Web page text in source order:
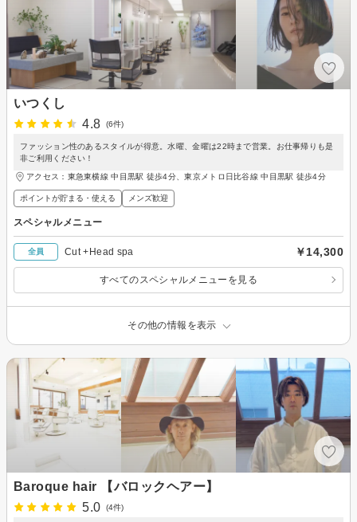
いつくし
4.8
(6件)
ファッション性のあるスタイルが得意。水曜、金曜は22時まで営業。お仕事帰りも是
非ご利用ください！
アクセス：東急東横線 中目黒駅 徒歩4分、東京メトロ日比谷線 中目黒駅 徒歩4分
ポイントが貯まる・使える メンズ歓迎
スペシャルメニュー
全員 Cut +Head spa ￥14,300
すべてのスペシャルメニューを見る
その他の情報を表示
Baroque hair 【バロックヘアー】
5.0
(4件)